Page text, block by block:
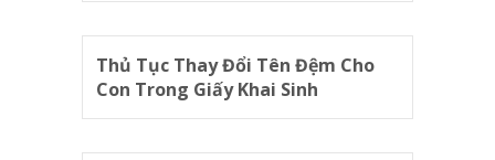
Thủ Tục Thay Đổi Tên Đệm Cho
Con Trong Giấy Khai Sinh